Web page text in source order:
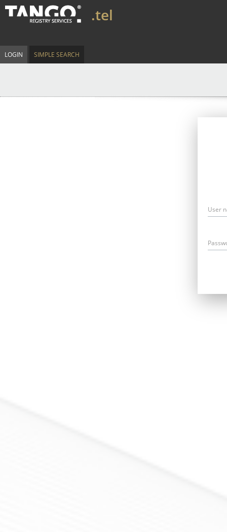
.tel
LOGIN SIMPLE SEARCH
User